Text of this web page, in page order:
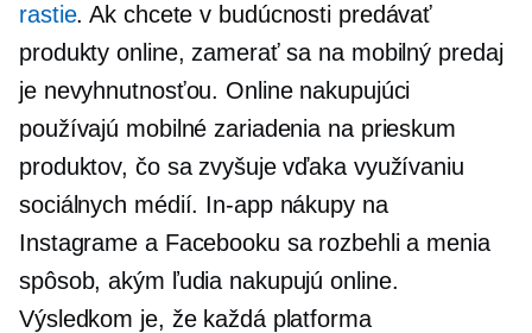
rastie. Ak chcete v budúcnosti predávať
produkty online, zamerať sa na mobilný predaj
je nevyhnutnosťou. Online nakupujúci
používajú mobilné zariadenia na prieskum
produktov, čo sa zvyšuje vďaka využívaniu
sociálnych médií. In-appnákupy na
Instagrame a Facebooku sa rozbehli a menia
spôsob, akým ľudia nakupujú online.
Výsledkom je, že každá platforma